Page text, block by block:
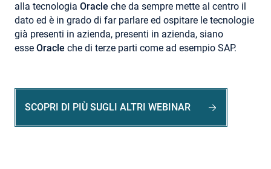
alla tecnologia Oracle che da sempre mette al centro il
dato ed è in grado di far parlare ed ospitare le tecnologie
già presenti in azienda, presenti in azienda, siano
esse Oracle che di terze parti come ad esempio SAP.
SCOPRI DI PIÙ SUGLI ALTRI WEBINAR